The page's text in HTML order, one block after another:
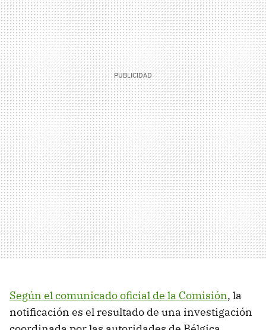
Según el comunicado oficial de la Comisión, la
notificación es el resultado de una investigación